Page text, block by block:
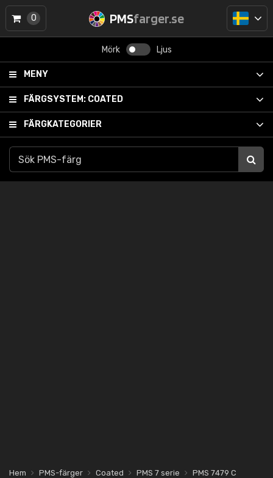
PMSfarger.se
Mörk Ljus
MENY
FÄRGSYSTEM: COATED
FÄRGKATEGORIER
0
Hem PMS-färger Coated PMS 7 serie PMS 7479 C